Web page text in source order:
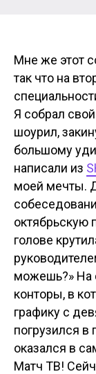
Мне же этот
так что на
Я собрал
шоурил,
большому
написали из
моей мечты.
октябрьскую
голове
можешь?» На
конторы, в
графику с
погрузился в
оказался в
Матч ТВ!